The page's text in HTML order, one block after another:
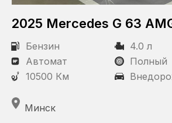
2025 Mercedes G 63
Бензин
4.0 л
Автомат
Полный
10500 Км
Минск